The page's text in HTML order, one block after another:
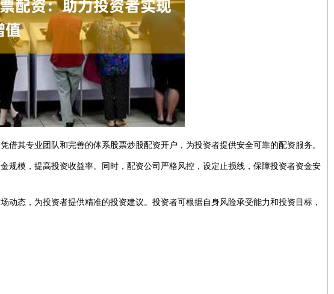
其专业团队和完善的体系股票炒股配资开户，为投资者提供安全可靠的配资服务。
模，提高投资收益率。同时，配资公司严格风控，设定止损线，保障投资者资金安
态，为投资者提供精准的投资建议。投资者可根据自身风险承受能力和投资目标，